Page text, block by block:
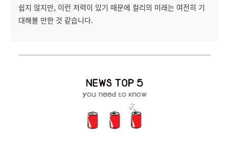
쉽지 않지만, 이런 저력이 있기 때문에 컬리의 미래는 여전히 기
대해볼 만한 것 같습니다.